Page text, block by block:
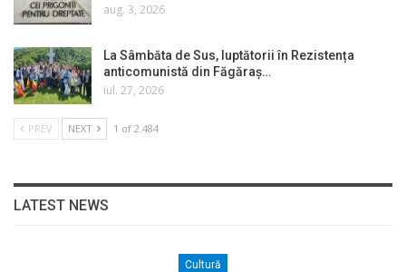
aug. 3, 2026
La Sâmbăta de Sus, luptătorii în Rezistența
anticomunistă din Făgăraș…
iul. 27, 2026
PREV NEXT 1 of 2.484
LATEST NEWS
Cultură